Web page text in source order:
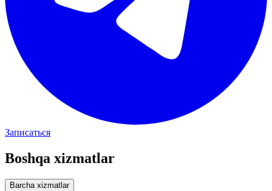
Записаться
Boshqa xizmatlar
Barcha xizmatlar